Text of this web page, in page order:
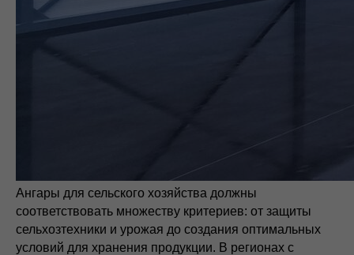
Ангары для сельского хозяйства должны
соответствовать множеству критериев: от защиты
сельхозтехники и урожая до создания оптимальных
условий для хранения продукции. В регионах с